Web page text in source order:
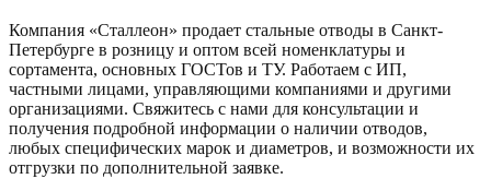
Компания «Сталлеон» продает стальные отводы в Санкт-
Петербурге в розницу и оптом всей номенклатуры и
сортамента, основных ГОСТов и ТУ. Работаем с ИП,
частными лицами, управляющими компаниями и другими
организациями. Свяжитесь с нами для консультации и
получения подробной информации о наличии отводов,
любых специфических марок и диаметров, и возможности их
отгрузки по дополнительной заявке.